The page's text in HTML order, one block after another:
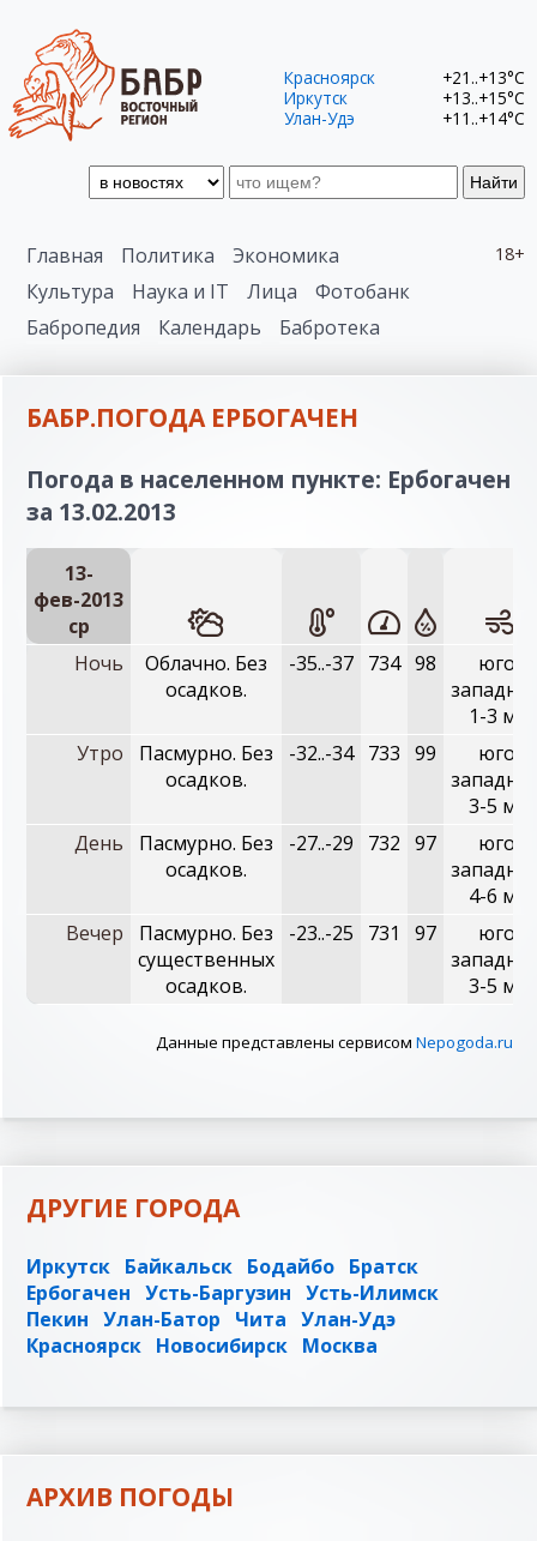
Найти
Красноярск
+21..+13°C
Иркутск
+13..+15°C
Улан-Удэ
+11..+14°C
18+
Главная Политика
Экономика
Культура
Наука и IT Лица
Фотобанк
Бабропедия
Календарь Бабротека
БАБР.ПОГОДА ЕРБОГАЧЕН
Погода в населенном пункте: Ербогачен
за 13.02.2013
13-
фев-2013
ср
Ночь
Облачно. Без
осадков.
-35..-37 734 98
юго-
1-3 м/с
Утро
Пасмурно. Без
осадков.
-32..-34 733 99
юго-
3-5 м/с
День
Пасмурно. Без
осадков.
-27..-29 732 97
юго-
4-6 м/с
Вечер
Пасмурно. Без
существенных
осадков.
-23..-25 731 97
юго-
3-5 м/с
Данные представлены сервисом Nepogoda.ru
ДРУГИЕ ГОРОДА
Иркутск Байкальск Бодайбо Братск
Ербогачен Усть-Баргузин Усть-Илимск
Пекин Улан-Батор Чита Улан-Удэ
Красноярск Новосибирск Москва
АРХИВ ПОГОДЫ